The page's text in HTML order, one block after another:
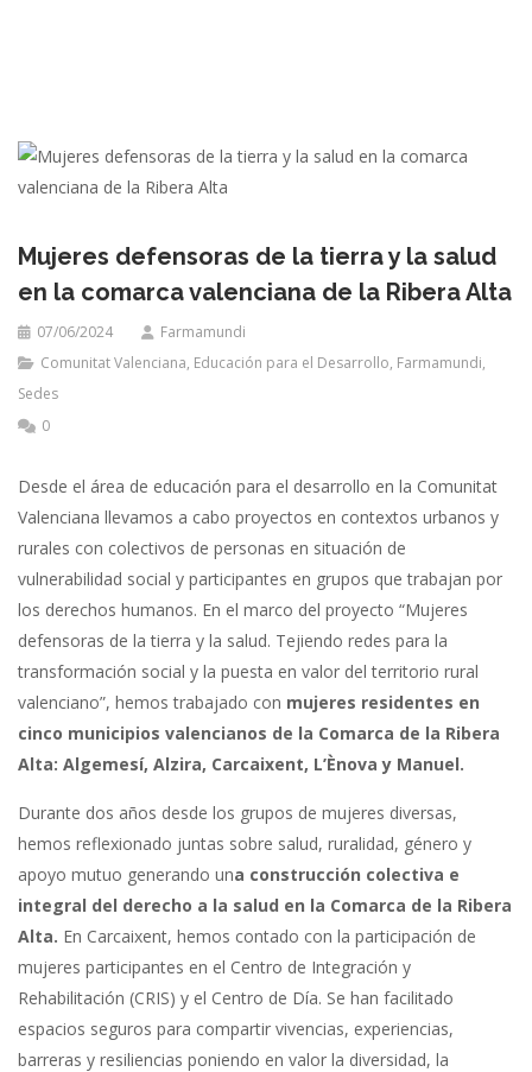
Mujeres defensoras de la tierra y la salud
en la comarca valenciana de la Ribera Alta
07/06/2024
Farmamundi
Comunitat Valenciana, Educación para el Desarrollo, Farmamundi,
Sedes
0
Desde el área de educación para el desarrollo en la Comunitat
Valenciana llevamos a cabo proyectos en contextos urbanos y
rurales con colectivos de personas en situación de
vulnerabilidad social y participantes en grupos que trabajan por
los derechos humanos. En el marco del proyecto “Mujeres
defensoras de la tierra y la salud. Tejiendo redes para la
transformación social y la puesta en valor del territorio rural
valenciano”, hemos trabajado con mujeres residentes en
cinco municipios valencianos de la Comarca de la Ribera
Alta: Algemesí, Alzira, Carcaixent, L’Ènova y Manuel.
Durante dos años desde los grupos de mujeres diversas,
hemos reflexionado juntas sobre salud, ruralidad, género y
apoyo mutuo generando una construcción colectiva e
integral del derecho a la salud en la Comarca de la Ribera
Alta. En Carcaixent, hemos contado con la participación de
mujeres participantes en el Centro de Integración y
Rehabilitación (CRIS) y el Centro de Día. Se han facilitado
espacios seguros para compartir vivencias, experiencias,
barreras y resiliencias poniendo en valor la diversidad, la